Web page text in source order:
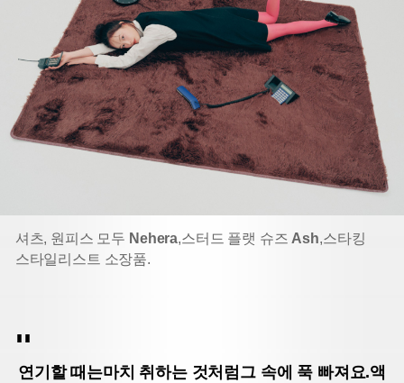
셔츠, 원피스 모두 Nehera,스터드 플랫 슈즈 Ash,스타킹
스타일리스트 소장품.
연기할 때는마치 취하는 것처럼그 속에 푹 빠져요.액